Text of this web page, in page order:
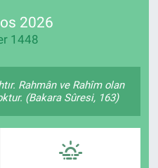
2026
1448
Rahmân ve Rahîm olan
(Bakara Sûresi, 163)